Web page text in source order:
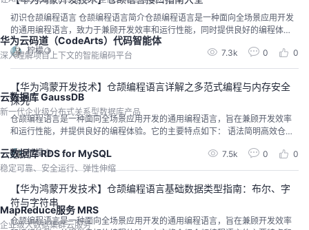
华为云码道（CodeArts）代码智能体
深入理解项目上下文的智能编码平台
云数据库 GaussDB
新一代企业级分布式关系型数据库产品
云数据库 RDS for MySQL
稳定可靠、安全运行、弹性伸缩
MapReduce服务 MRS
企业级大数据集群云服务
初识仓颉编程语言 仓颉编程语言简介仓颉编程语言是一种面向全场景应用开发
的通用编程语言，致力于兼顾开发效率和运行性能，同时提供良好的编程体
验。它具备以下几个显著特点：语法简明高效：仓颉编程语言提供了一系列简
明高效的语法，旨在减少冗余书写、提升开发效率。例如，插值字符串、主构
造函数、Flow 表达式、match、if-let、while-let 和重导出等语法，让开发者
柠檬🍋 7.3k 0 0
【华为鸿蒙开发技术】仓颉编程语言详解之多范式编程与内存安全
探究
仓颉编程语言是一种面向全场景应用开发的通用编程语言，旨在兼顾开发效率
和运行性能，并提供良好的编程体验。它的主要特点如下： 语法简明高效仓颉
插值字符串、主构造函数、Flow表达式、match、if-let、while-let和重导出等
语法，让开发者可以用较少的编码表达相关逻辑。 多范式编程仓颉编程语言支
柠檬🍋 7.5k 0 0
【华为鸿蒙开发技术】仓颉编程语言基础数据类型指南：布尔、字
符与字符串
仓颉编程语言是一种面向全场景应用开发的通用编程语言，旨在兼顾开发效率